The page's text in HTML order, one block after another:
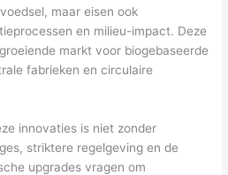
maar eisen ook
en milieu-impact. Deze
markt voor biogebaseerde
fabrieken en circulaire
innovaties is niet zonder
striktere regelgeving en de
upgrades vragen om